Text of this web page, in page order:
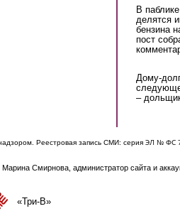
В
делятся
бензина
пост
Дому-
–
Реестровая запись СМИ: серия ЭЛ № ФС
mail)
Смирнова, администратор сайта и
«Три-В»